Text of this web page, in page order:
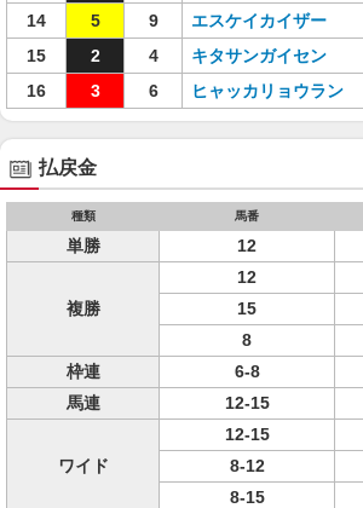
14
5 9 エスケイカイザー
15
2 4 キタサンガイセン
16
3 6 ヒャッカリョウラン
払戻金
種類 馬番
単勝 12
複勝
12
15
8
枠連
6-8
馬連
12-15
ワイド
12-15
8-12
8-15